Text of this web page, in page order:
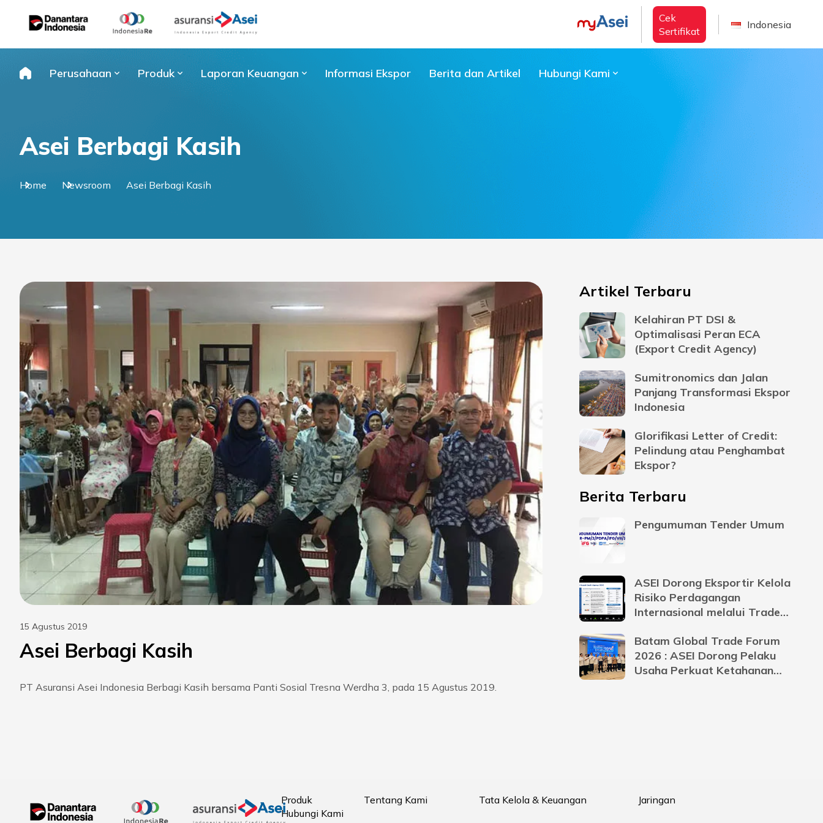
content
Cek
Sertifikat
Indonesia
Perusahaan Produk Laporan Keuangan Informasi Ekspor Berita dan Artikel Hubungi Kami
Asei Berbagi Kasih
Home Newsroom Asei Berbagi Kasih
15 Agustus 2019
Asei Berbagi Kasih
PT Asuransi Asei Indonesia Berbagi Kasih bersama Panti Sosial Tresna Werdha 3, pada 15 Agustus 2019.
Artikel Terbaru
Kelahiran PT DSI &
Optimalisasi Peran ECA
(Export Credit Agency)
Sumitronomics dan Jalan
Panjang Transformasi Ekspor
Indonesia
Glorifikasi Letter of Credit:
Pelindung atau Penghambat
Ekspor?
Berita Terbaru
Pengumuman Tender Umum
ASEI Dorong Eksportir Kelola
Risiko Perdagangan
Internasional melalui Trade
Batam Global Trade Forum
2026 : ASEI Dorong Pelaku
Usaha Perkuat Ketahanan
Produk Tentang Kami Tata Kelola & Keuangan
Jaringan
Hubungi Kami